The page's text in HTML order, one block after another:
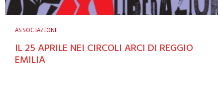
ASSOCIAZIONE
IL 25 APRILE NEI CIRCOLI ARCI DI REGGIO
EMILIA